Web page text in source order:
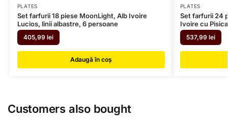
PLATES
Set farfurii 18 piese MoonLight, Alb Ivoire
Lucios, linii albastre, 6 persoane
405,99 lei
Adaugă în coș
PLATES
Set farfurii 24
Ivoire cu Pisica
537,99 lei
Customers also bought